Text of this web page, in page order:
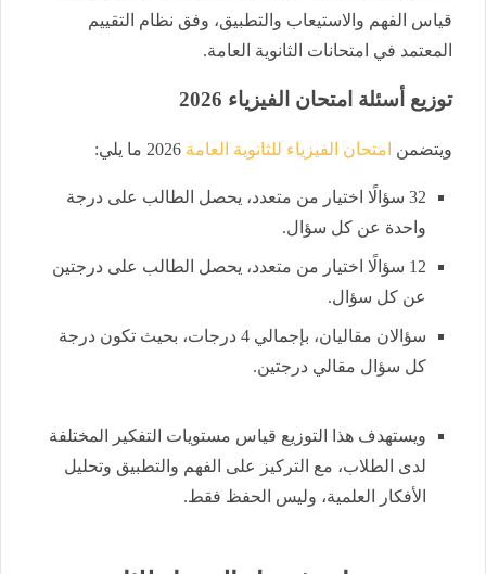
قياس الفهم والاستيعاب والتطبيق، وفق نظام التقييم
المعتمد في امتحانات الثانوية العامة.
توزيع أسئلة امتحان الفيزياء 2026
ويتضمن امتحان الفيزياء للثانوية العامة
32 سؤالًا اختيار من متعدد، يحصل الطالب على درجة
واحدة عن كل سؤال.
12 سؤالًا اختيار من متعدد، يحصل الطالب على درجتين
عن كل سؤال.
سؤالان مقاليان، بإجمالي 4 درجات، بحيث تكون درجة
كل سؤال مقالي درجتين.
ويستهدف هذا التوزيع قياس مستويات التفكير المختلفة
لدى الطلاب، مع التركيز على الفهم والتطبيق وتحليل
الأفكار العلمية، وليس الحفظ فقط.